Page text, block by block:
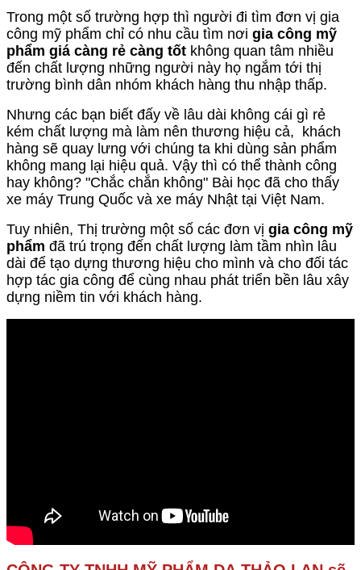
Trong một số trường hợp thì người đi tìm đơn vị gia
công mỹ phẩm chỉ có nhu cầu tìm nơi gia công mỹ
phẩm giá càng rẻ càng tốt không quan tâm nhiều
đến chất lượng những người này họ ngắm tới thị
trường bình dân nhóm khách hàng thu nhập thấp.
Nhưng các bạn biết đấy về lâu dài không cái gì rẻ
kém chất lượng mà làm nên thương hiệu cả, khách
hàng sẽ quay lưng với chúng ta khi dùng sản phẩm
không mang lại hiệu quả. Vậy thì có thể thành công
hay không? "Chắc chắn không" Bài học đã cho thấy
xe máy Trung Quốc và xe máy Nhật tại Việt Nam.
Tuy nhiên, Thị trường một số các đơn vị gia công mỹ
phẩm đã trú trọng đến chất lượng làm tầm nhìn lâu
dài để tạo dựng thương hiệu cho mình và cho đối tác
hợp tác gia công để cùng nhau phát triển bền lâu xây
dựng niềm tin với khách hàng.